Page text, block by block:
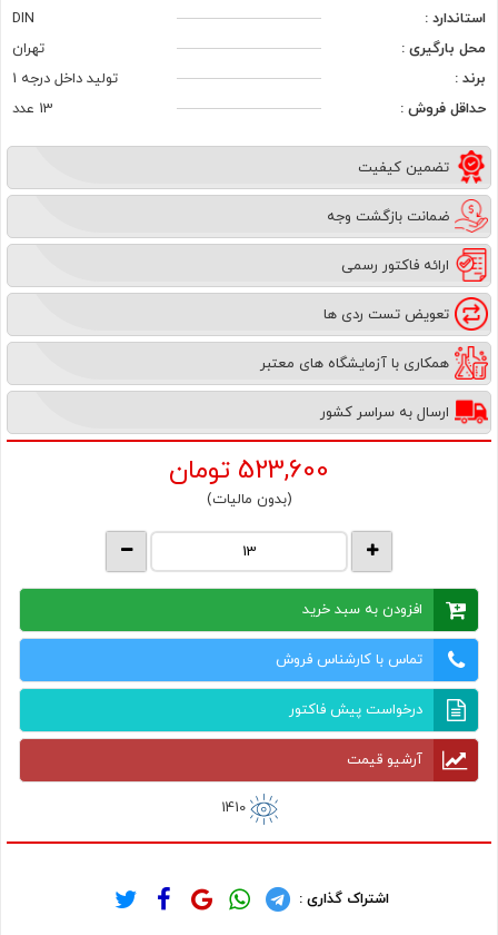
استاندارد :
DIN
محل بارگیری :
تهران
برند :
تولید داخل درجه 1
حداقل فروش :
13 عدد
تضمین کیفیت
ضمانت بازگشت وجه
ارائه فاکتور رسمی
تعویض تست ردی ها
همکاری با آزمایشگاه های معتبر
ارسال به سراسر کشور
523,600 تومان
(بدون مالیات)
افزودن به سبد خرید
تماس با کارشناس فروش
درخواست پیش فاکتور
آرشیو قیمت
1410
اشتراک گذاری :